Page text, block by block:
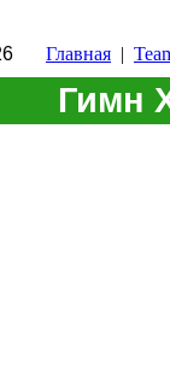
Главная |
Гимн